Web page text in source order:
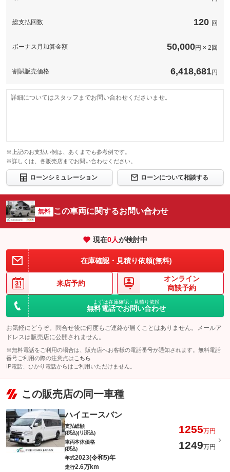
総支払回数 120 回
ボーナス月加算金額 50,000円 × 2回
割賦販売価格 6,418,681円
詳細についてはスタッフまでお問い合わせくださいませ。
※上記のお支払い例は、あくまでも参考例です。
※詳しくは、各販売店までお問い合わせください。
ローンシミュレーション ローンについて相談する
無料 この車両に関するお問い合わせ
現在0人が検討中
在庫確認・見積り依頼(無料)
来店予約
オンライン
商談予約
まずは在庫確認・見積り依頼
無料電話でお問い合わせ
お気軽にどうぞ。問合せ後に何度もご連絡が届くことはありません。メールア
ドレスは販売店に公開されません。
※無料電話をご利用の場合は、販売店へお客様の電話番号が通知されます。無料電話
番号ご利用の際の注意点は こちら
IP電話、ひかり電話からはご利用いただけません。
この販売店の同一車種
ハイエースバン
支払総額
(税込)(リ済込)
1255万円
車両本体価格
(税込)
1249万円
年式2023(令和5)年
走行2.6万km